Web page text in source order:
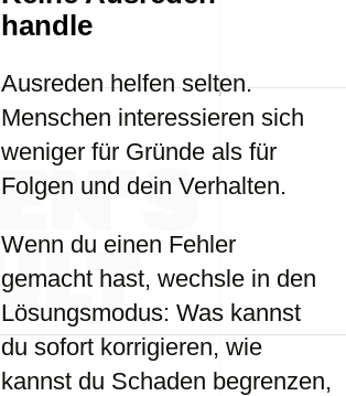
handle
Ausreden helfen selten.
Menschen interessieren sich
weniger für Gründe als für
Folgen und dein Verhalten.
Wenn du einen Fehler
gemacht hast, wechsle in den
Lösungsmodus: Was kannst
du sofort korrigieren, wie
kannst du Schaden begrenzen,